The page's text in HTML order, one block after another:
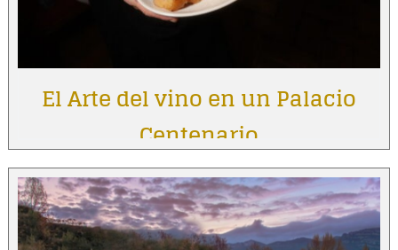
El Arte del vino en un Palacio
Centenario